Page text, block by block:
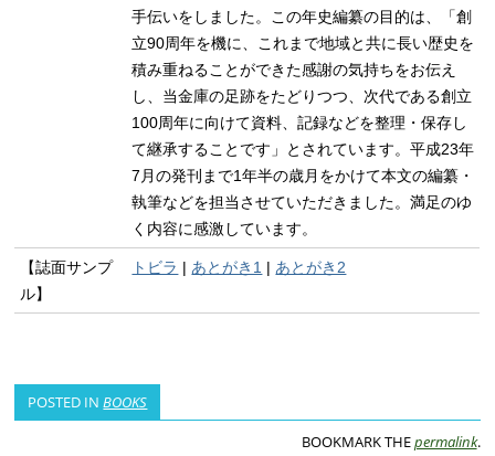
手伝いをしました。この年史編纂の目的は、「創
立90周年を機に、これまで地域と共に長い歴史を
積み重ねることができた感謝の気持ちをお伝え
し、当金庫の足跡をたどりつつ、次代である創立
100周年に向けて資料、記録などを整理・保存し
て継承することです」とされています。平成23年
7月の発刊まで1年半の歳月をかけて本文の編纂・
執筆などを担当させていただきました。満足のゆ
く内容に感激しています。
【誌面サンプ
ル】
トビラ | あとがき1 | あとがき2
POSTED INBOOKS
BOOKMARK THEpermalink.